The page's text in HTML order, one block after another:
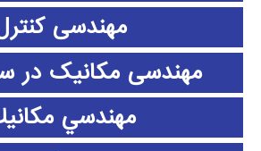
مهندسی
مهندسی مکانیک در
مهندسي